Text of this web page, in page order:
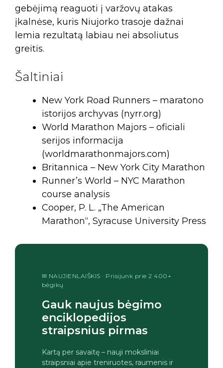
gebėjimą reaguoti į varžovų atakas
įkalnėse, kuris Niujorko trasoje dažnai
lemia rezultatą labiau nei absoliutus
greitis.
Šaltiniai
New York Road Runners – maratono
istorijos archyvas (nyrr.org)
World Marathon Majors – oficiali
serijos informacija
(worldmarathonmajors.com)
Britannica – New York City Marathon
Runner’s World – NYC Marathon
course analysis
Cooper, P. L. „The American
Marathon“, Syracuse University Press
✉ NAUJIENLAIŠKIS · Prisijunk prie 2 400+
bėgikų
Gauk naujus bėgimo
enciklopedijos
straipsnius pirmas
Kartą per savaitę – nauji moksliniai
straipsniai apie treniruotes, raumenis ir